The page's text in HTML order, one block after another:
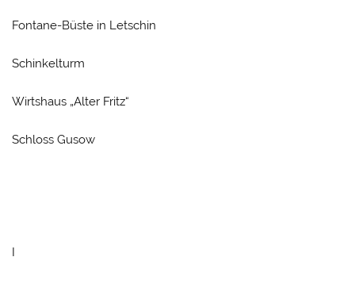
Fontane-Büste in Letschin
Schinkelturm
Wirtshaus „Alter Fritz“
Schloss Gusow
I